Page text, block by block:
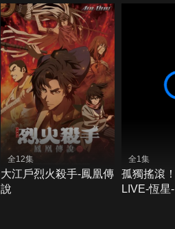
全12集
大江戶烈火殺手-鳳凰傳
說
全1集
孤獨搖滾
LIVE-恆星-